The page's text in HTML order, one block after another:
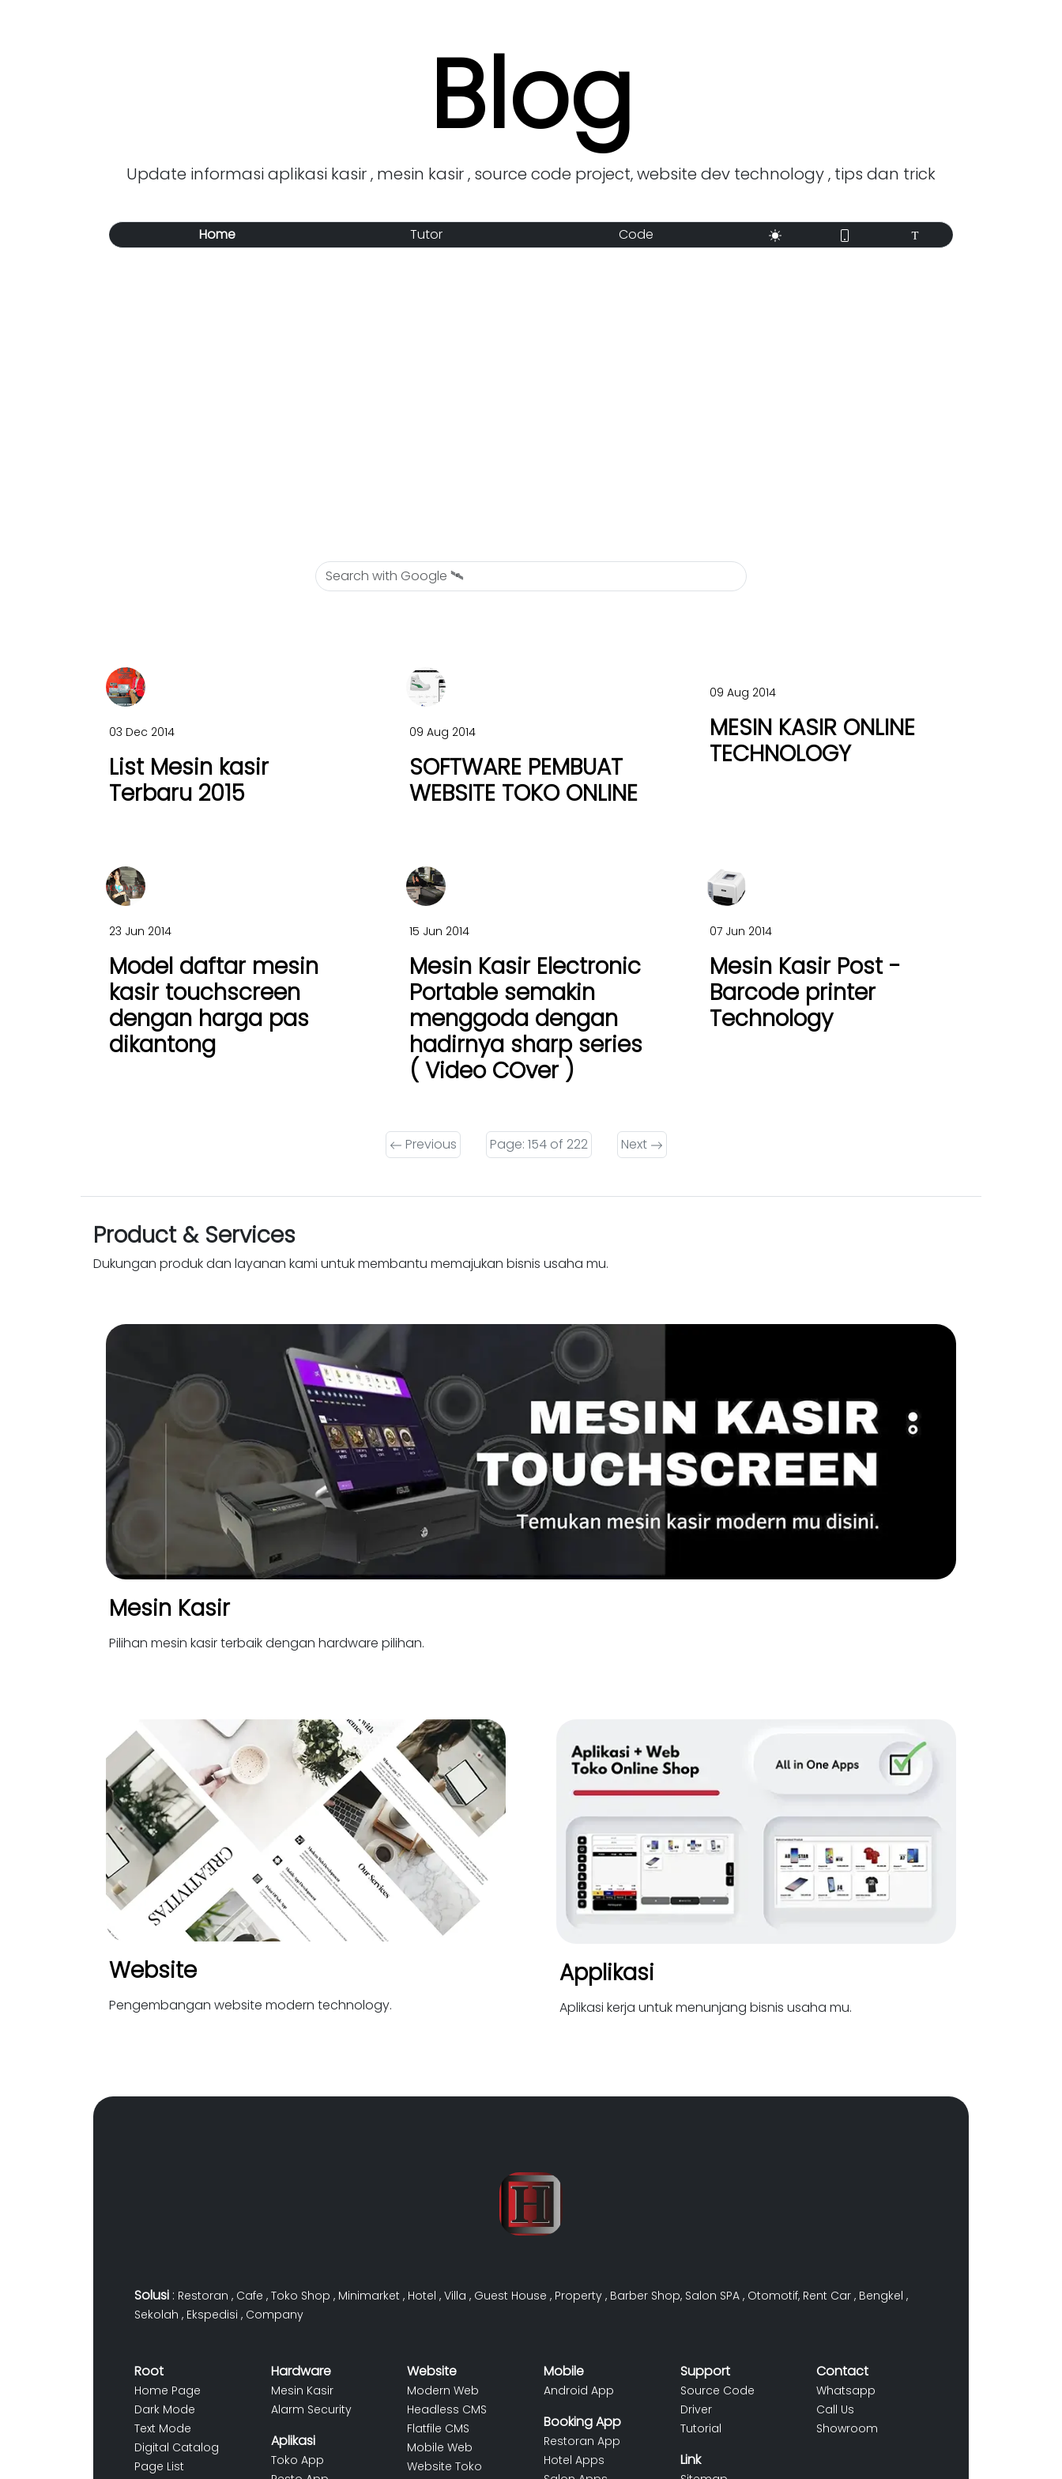
Blog
Update informasi aplikasi kasir , mesin kasir , source code project, website dev technology , tips dan trick
Home Tutor Code
03 Dec 2014
List Mesin kasir
Terbaru 2015
09 Aug 2014
SOFTWARE PEMBUAT
WEBSITE TOKO ONLINE
09 Aug 2014
MESIN KASIR ONLINE
TECHNOLOGY
23 Jun 2014
Model daftar mesin
kasir touchscreen
dengan harga pas
dikantong
15 Jun 2014
Mesin Kasir Electronic
Portable semakin
menggoda dengan
hadirnya sharp series
( Video COver )
07 Jun 2014
Mesin Kasir Post -
Barcode printer
Technology
Previous Page: 154 of 222 Next
Product & Services
Dukungan produk dan layanan kami untuk membantu memajukan bisnis usaha mu.
Mesin Kasir
Pilihan mesin kasir terbaik dengan hardware pilihan.
Website
Pengembangan website modern technology.
Applikasi
Aplikasi kerja untuk menunjang bisnis usaha mu.
Solusi : Restoran , Cafe , Toko Shop , Minimarket , Hotel , Villa , Guest House , Property , Barber Shop, Salon SPA , Otomotif, Rent Car , Bengkel ,
Sekolah , Ekspedisi , Company
Root
Home Page
Dark Mode
Text Mode
Digital Catalog
Page List
Hardware
Mesin Kasir
Alarm Security
Aplikasi
Toko App
Website
Modern Web
Headless CMS
Flatfile CMS
Mobile Web
Website Toko
Mobile
Android App
Booking App
Restoran App
Hotel Apps
Support
Source Code
Driver
Tutorial
Link
Contact
Whatsapp
Call Us
Showroom